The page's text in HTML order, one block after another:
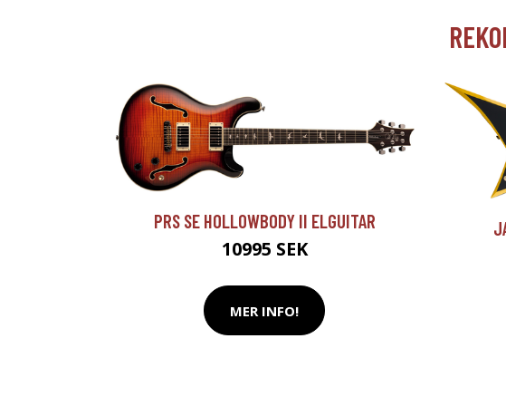
PRS SE HOLLOWBODY II ELGUITAR
10995 SEK
MER INFO!